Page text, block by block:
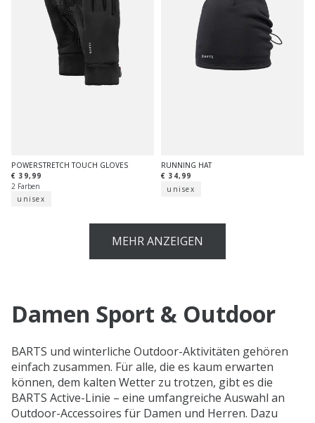
POWERSTRETCH TOUCH GLOVES
€ 39,99
2 Farben
unisex
RUNNING HAT
€ 34,99
unisex
MEHR ANZEIGEN
Damen Sport & Outdoor
BARTS und winterliche Outdoor-Aktivitäten gehören
einfach zusammen. Für alle, die es kaum erwarten
können, dem kalten Wetter zu trotzen, gibt es die
BARTS Active-Linie – eine umfangreiche Auswahl an
Outdoor-Accessoires für Damen und Herren. Dazu